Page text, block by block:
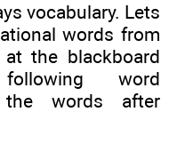
vocabulary. Lets
words from
the blackboard
word
the words after